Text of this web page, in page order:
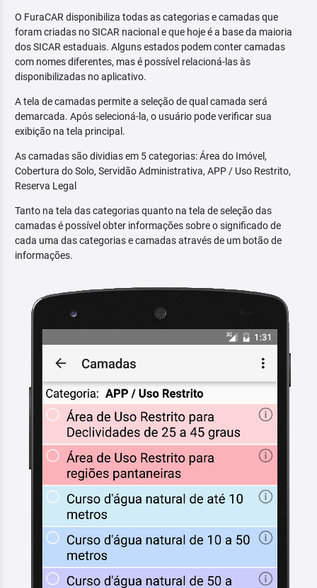
O FuraCAR disponibiliza todas as categorias e camadas que
foram criadas no SICAR nacional e que hoje é a base da maioria
dos SICAR estaduais. Alguns estados podem conter camadas
com nomes diferentes, mas é possível relacioná-las às
disponibilizadas no aplicativo.
A tela de camadas permite a seleção de qual camada será
demarcada. Após selecioná-la, o usuário pode verificar sua
exibição na tela principal.
As camadas são dividias em 5 categorias: Área do Imóvel,
Cobertura do Solo, Servidão Administrativa, APP / Uso Restrito,
Reserva Legal
Tanto na tela das categorias quanto na tela de seleção das
camadas é possível obter informações sobre o significado de
cada uma das categorias e camadas através de um botão de
informações.